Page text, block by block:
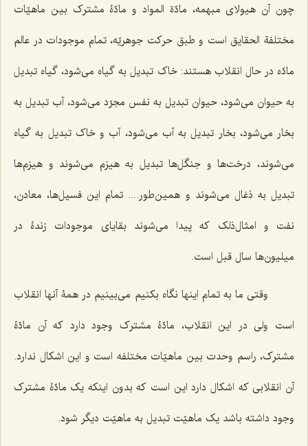
چون آن هیولای مبهمه، مادّة المواد و مادّۀ مشترک بین ماهیّات
مختلفة الحقایق است و طبق حرکت جوهریّه، تمام موجودات در عالم
مادّه در حال انقلاب هستند: خاک تبدیل به گیاه می‌شود، گیاه تبدیل
به حیوان می‌شود، حیوان تبدیل به نفس مجرّد می‌شود، آب تبدیل به
بخار می‌شود، بخار تبدیل به آب می‌شود، آب و خاک تبدیل به گیاه
می‌شوند، درخت‌ها و جنگل‌ها تبدیل به هیزم می‌شوند و هیزم‌ها
تبدیل به ذغال می‌شوند و همین‌طور.... تمام این فسیل‌ها، معادن،
نفت و امثال‌ذلک که پیدا می‌شوند بقایای موجودات زندۀ در
میلیون‌ها سال قبل است.
وقتی ما به تمام اینها نگاه بکنیم می‌بینیم در همۀ آنها انقلاب
است ولی در این انقلاب، مادّۀ مشترک وجود دارد که آن مادّۀ
مشترک، راسم وحدت بین ماهیّات مختلفه است و این اشکال ندارد.
آن انقلابی که اشکال دارد این است که بدون اینکه یک مادّۀ مشترک
وجود داشته باشد یک ماهیّت تبدیل به ماهیّت دیگر شود.